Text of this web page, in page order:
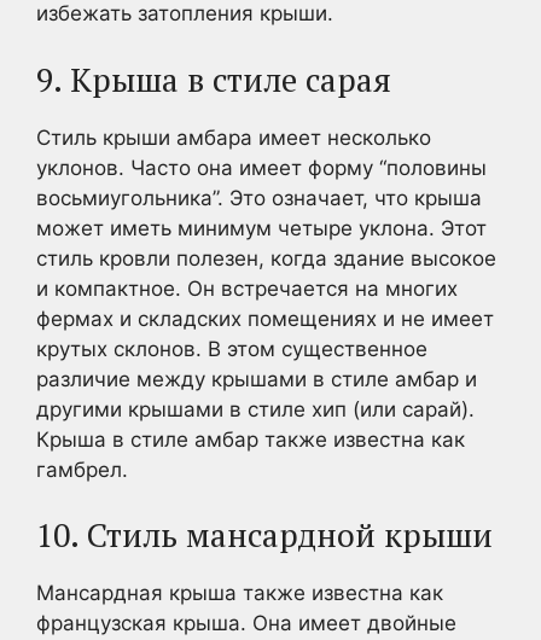
избежать затопления крыши.
9. Крыша в стиле сарая
Стиль крыши амбара имеет несколько
уклонов. Часто она имеет форму “половины
восьмиугольника”. Это означает, что крыша
может иметь минимум четыре уклона. Этот
стиль кровли полезен, когда здание высокое
и компактное. Он встречается на многих
фермах и складских помещениях и не имеет
крутых склонов. В этом существенное
различие между крышами в стиле амбар и
другими крышами в стиле хип (или сарай).
Крыша в стиле амбар также известна как
гамбрел.
10. Стиль мансардной крыши
Мансардная крыша также известна как
французская крыша. Она имеет двойные